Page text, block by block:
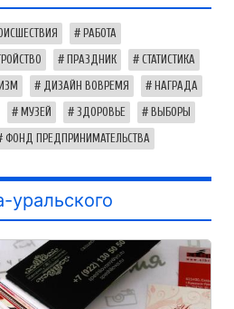
РАБОТА
ПРАЗДНИК СТАТИСТИКА
ДИЗАЙН ВОВРЕМЯ НАГРАДА
МУЗЕЙ ЗДОРОВЬЕ ВЫБОРЫ
ФОНД ПРЕДПРИНИМАТЕЛЬСТВА
уральского